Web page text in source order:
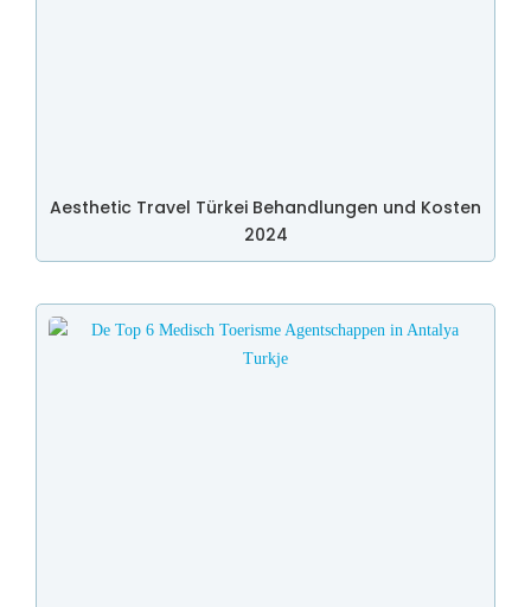
Aesthetic Travel Türkei Behandlungen und Kosten
2024